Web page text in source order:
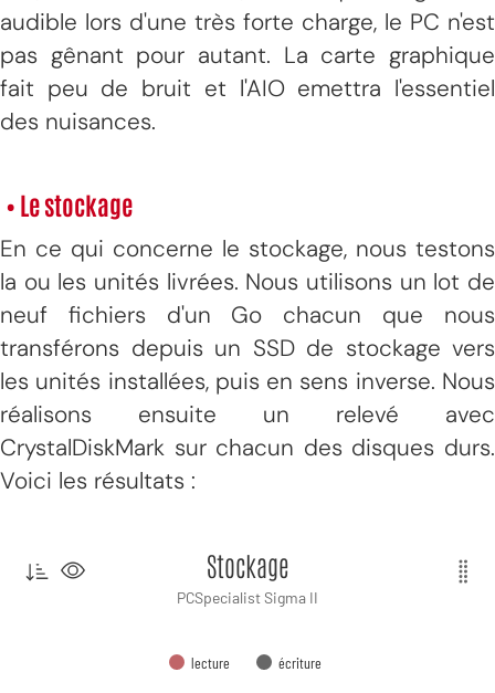
audible lors d'une très forte charge, le PC n'est
pas gênant pour autant. La carte graphique
fait peu de bruit et l'AIO emettra l'essentiel
des nuisances.
• Le stockage
En ce qui concerne le stockage, nous testons
la ou les unités livrées. Nous utilisons un lot de
neuf fichiers d'un Go chacun que nous
transférons depuis un SSD de stockage vers
les unités installées, puis en sens inverse. Nous
réalisons ensuite un relevé avec
CrystalDiskMark sur chacun des disques durs.
Voici les résultats :